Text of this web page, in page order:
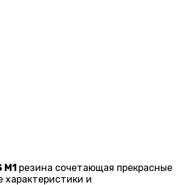
M1 резина сочетающая прекрасные
характеристики и